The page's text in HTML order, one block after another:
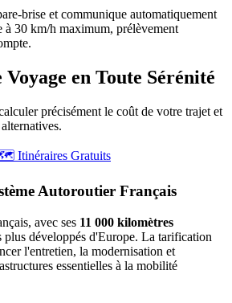
brise et communique automatiquement
à 30 km/h maximum, prélèvement
en Toute Sérénité
précisément le coût de votre trajet et
Itinéraires Gratuits
Autoroutier Français
avec ses 11 000 kilomètres
plus développés d'Europe. La tarification
l'entretien, la modernisation et
essentielles à la mobilité